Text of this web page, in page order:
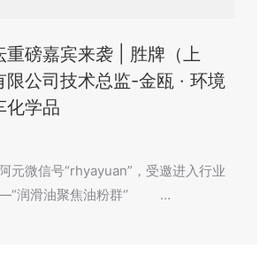
重磅嘉宾来袭 | 胜牌（上
限公司技术总监-金瓯 · 环境
化学品
元微信号“rhyayuan”，受邀进入行业
润滑油聚焦油粉群‘’ …